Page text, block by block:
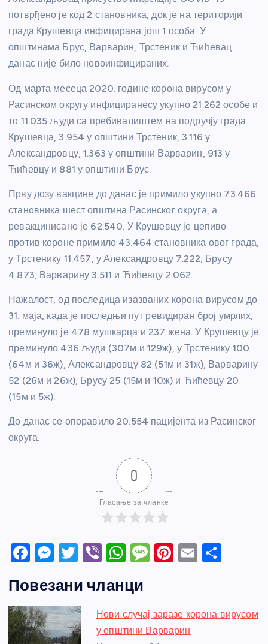
потврђено је код 2 становника, док је на територији
града Крушевца инфицирана још 1 особа. У
општинама Брус, Варварин, Трстеник и Ћићевац
данас није било новоинфицираних.
Од марта месеца 2020. године корона вирусом у
Расинском округу инфициранесу укупно 21.262 особе и
то 11.035 људи са пребивалиштем на подручју града
Крушевца, 3.954 у општини Трстеник, 3.116 у
Александровцу, 1.363 у општини Варварин, 913 у
Ћићевцу и 881 у општини Брус.
Прву дозу вакцине до данас је примило укупно 73.466
становника шест општина Расинског округа, а
ревакцинисано је 62.540. У Крушевцу је цепиво
против короне примило 43.464 становника овог града,
у Трстенику 11.457, у Александровцу 7.222, Брусу
4.873, Варварину 3.511 и Ћићевцу 2.062.
Нажалост, од последица изазваних корона вирусом до
31. маја, када је последњи пут ревидиран број умрлих,
преминуло је 478 мушкарца и 237 жена. У Крушевцу је
преминуло 436 људи (307м и 129ж), у Трстенику 100
(64м и 36ж), Александровцу 82 (51м и 31ж), Варварину
52 (26м и 26ж), Брусу 25 (15м и 10ж) и Ћићевцу 20
(15м и 5ж).
До данас се опоравило 20.554 пацијента из Расинског
округа.
0
Гласање за чланке
F
c
e
b
M
ss
e
n
T
itt
er
Vi
er
W
at
s
A
M
a
g
Pi
e
st
E
e
Повезани чланци
Нови случај заразе корона вирусом
у општини Варварин